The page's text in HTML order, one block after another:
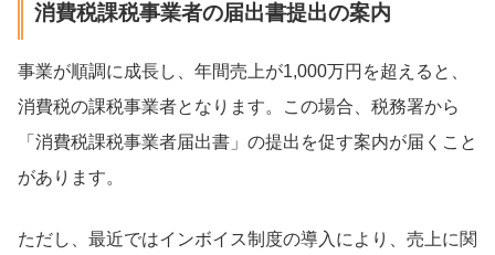
消費税課税事業者の届出書提出の案内
事業が順調に成長し、年間売上が1,000万円を超えると、
消費税の課税事業者となります。この場合、税務署から
「消費税課税事業者届出書」の提出を促す案内が届くこと
があります。
ただし、最近ではインボイス制度の導入により、売上に関